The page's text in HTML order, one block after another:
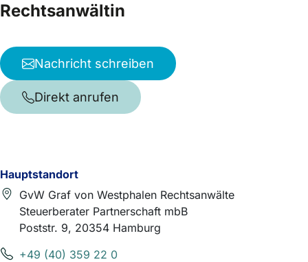
Hauptstandort
GvW Graf von Westphalen Rechtsanwälte
Steuerberater Partnerschaft mbB
Poststr. 9, 20354 Hamburg
+49 (40) 359 22 0
Rechtsanwältin
Nachricht schreiben
Direkt anrufen